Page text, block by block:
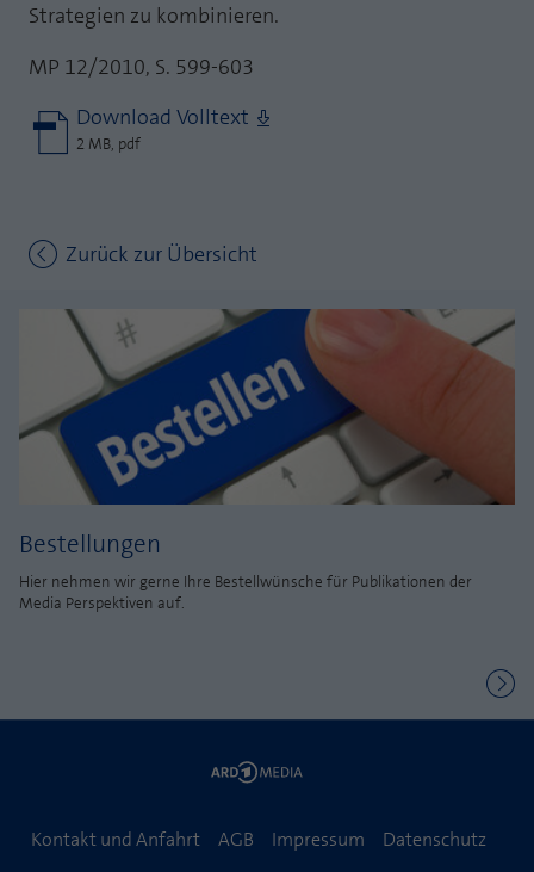
Strategien zu kombinieren.
MP 12/2010, S. 599-603
Download Volltext
2 MB, pdf
Zurück zur Übersicht
Bestellungen
Hier nehmen wir gerne Ihre Bestellwünsche für Publikationen der
Media Perspektiven auf.
Kontakt und Anfahrt AGB Impressum Datenschutz